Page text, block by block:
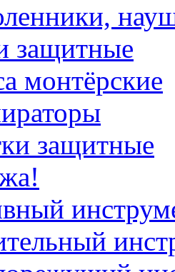
защитные
монтёрские
защитные